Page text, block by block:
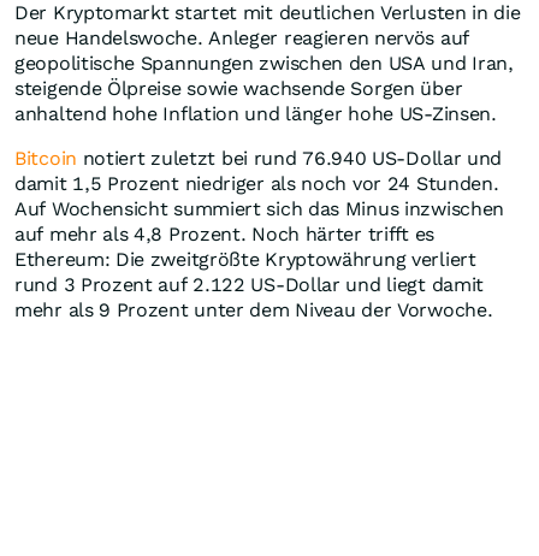
Der Kryptomarkt startet mit deutlichen Verlusten in die
neue Handelswoche. Anleger reagieren nervös auf
geopolitische Spannungen zwischen den USA und Iran,
steigende Ölpreise sowie wachsende Sorgen über
anhaltend hohe Inflation und länger hohe US-Zinsen.
Bitcoin notiert zuletzt bei rund 76.940 US-Dollar und
damit 1,5 Prozent niedriger als noch vor 24 Stunden.
Auf Wochensicht summiert sich das Minus inzwischen
auf mehr als 4,8 Prozent. Noch härter trifft es
Ethereum: Die zweitgrößte Kryptowährung verliert
rund 3 Prozent auf 2.122 US-Dollar und liegt damit
mehr als 9 Prozent unter dem Niveau der Vorwoche.